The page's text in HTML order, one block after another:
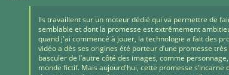
Ils travaillent sur un moteur dédié qui va permettre de
semblable et dont la promesse est extrêmement
quand j'ai commencé à jouer, la technologie a fait des
vidéo a dès ses origines été porteur d’une promesse
basculer de l’autre côté des images, comme
monde fictif. Mais aujourd'hui, cette promesse s’incarne